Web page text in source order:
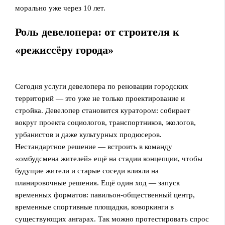
морально уже через 10 лет.
Роль девелопера: от строителя к
«режиссёру города»
Сегодня услуги девелопера по реновации городских
территорий — это уже не только проектирование и
стройка. Девелопер становится куратором: собирает
вокруг проекта социологов, транспортников, экологов,
урбанистов и даже культурных продюсеров.
Нестандартное решение — встроить в команду
«омбудсмена жителей» ещё на стадии концепции, чтобы
будущие жители и старые соседи влияли на
планировочные решения. Ещё один ход — запуск
временных форматов: павильон‑общественный центр,
временные спортивные площадки, коворкинги в
существующих ангарах. Так можно протестировать спрос